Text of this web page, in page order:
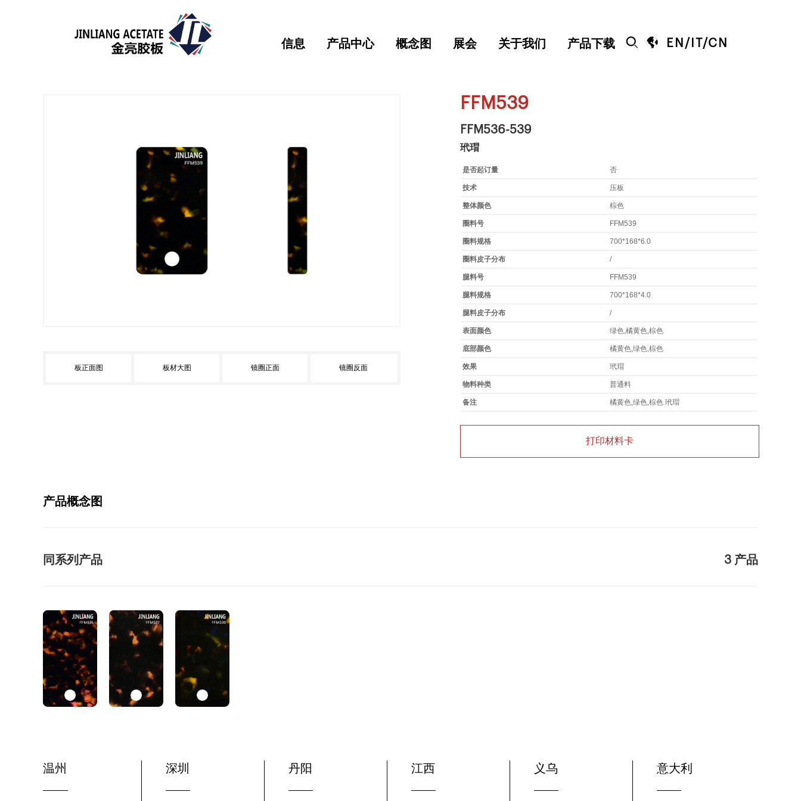
信息 产品中心 概念图 展会 关于我们 产品下载   EN / /CN
板正面图 板材大图 镜圈正面 镜圈反面
FFM539
FFM536-539
玳瑁
是否起订量 否
技术 压板
整体颜色 棕色
圈料号 FFM539
圈料规格 700*168*6.0
圈料皮子分布 /
腿料号 FFM539
腿料规格 700*168*4.0
腿料皮子分布 /
表面颜色 绿色,橘黄色,棕色
底部颜色 橘黄色,绿色,棕色
效果 玳瑁
物料种类 普通料
备注 橘黄色,绿色,棕色 玳瑁
打印材料卡
产品概念图
同系列产品 3 产品
温州 深圳 丹阳 江西 义乌 意大利